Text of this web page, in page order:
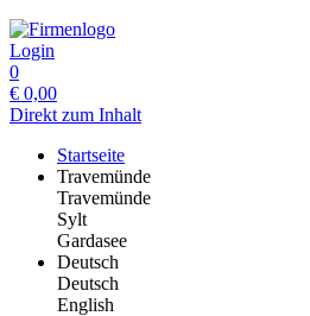
Login
0
€ 0,00
Direkt zum Inhalt
Startseite
Travemünde
Travemünde
Sylt
Gardasee
Deutsch
Deutsch
English